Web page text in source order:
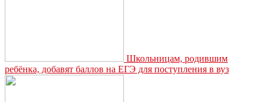
Школьницам, родившим
ребёнка, добавят баллов на ЕГЭ для поступления в вуз